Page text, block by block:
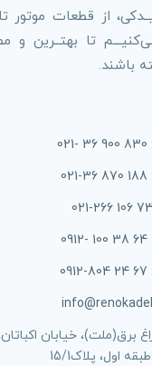
از قطعات موتور
تا بهتــرین و
باشند.
برق(ملت)، خیابان
اول، پلاک15/1